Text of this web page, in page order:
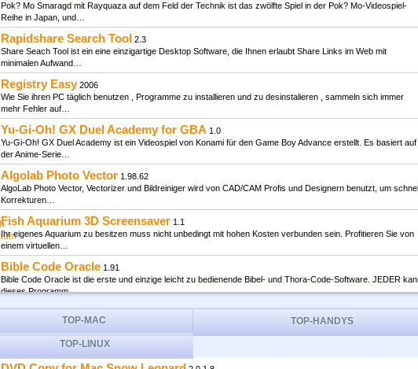
Pok? Mo Smaragd mit Rayquaza auf dem Feld der Technik ist das zwölfte Spiel in der Pok? Mo-Videospiel-
Reihe in Japan, und…
Rapidshare Search Tool 2.3
Share Seach Tool ist ein eine einzigartige Desktop Software, die Ihnen erlaubt Share Links im Web mit
minimalen Aufwand…
Registry Easy 2006
Wie Sie ihren PC täglich benutzen , Programme zu installieren und zu desinstalieren , sammeln sich immer
mehr Fehler auf…
Yu-Gi-Oh! GX Duel Academy for GBA 1.0
Yu-Gi-Oh! GX Duel Academy ist ein Videospiel von Konami für den Game Boy Advance erstellt. Es basiert auf
der Anime-Serie…
Algolab Photo Vector 1.98.62
AlgoLab Photo Vector, Vectorizer und Bildreiniger wird von CAD/CAM Profis und Designern benutzt, um
Korrekturen…
Fish Aquarium 3D Screensaver 1.1
Ihr eigenes Aquarium zu besitzen muss nicht unbedingt mit hohen Kosten verbunden sein. Profitieren Sie von
einem virtuellen…
Bible Code Oracle 1.91
Bible Code Oracle ist die erste und einzige leicht zu bedienende Bibel- und Thora-Code-Software. JEDER
dieses Programm…
lanview
LanView ist ein praktisches Tool für Sie, wenn Sie versuchen, jede Menge Daten zu sammeln und diese
Acoustica3.1
TOP-MAC TOP-HANDYS
TOP-LINUX